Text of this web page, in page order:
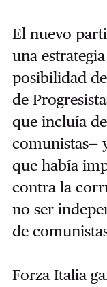
El nuevo
una
posibilidad
de
que incluía
comunistas—
que había
contra la
no ser
de
Forza Italia